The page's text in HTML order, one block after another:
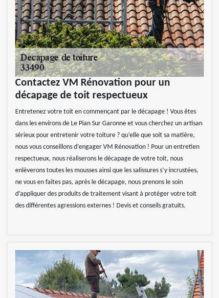
Contactez VM Rénovation pour un
décapage de toit respectueux
Entretenez votre toit en commençant par le décapage ! Vous êtes
dans les environs de Le Pian Sur Garonne et vous cherchez un artisan
sérieux pour entretenir votre toiture ? qu’elle que soit sa matière,
nous vous conseillons d’engager VM Rénovation ! Pour un entretien
respectueux, nous réaliserons le décapage de votre toit, nous
enlèverons toutes les mousses ainsi que les salissures s’y incrustées,
ne vous en faites pas, après le décapage, nous prenons le soin
d’appliquer des produits de traitement visant à protéger votre toit
des différentes agressions externes ! Devis et conseils gratuits.